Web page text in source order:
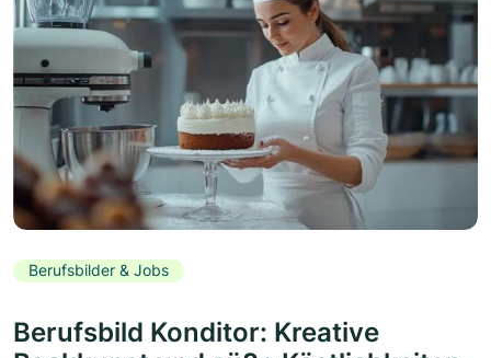
Berufsbilder & Jobs
Berufsbild Konditor: Kreative